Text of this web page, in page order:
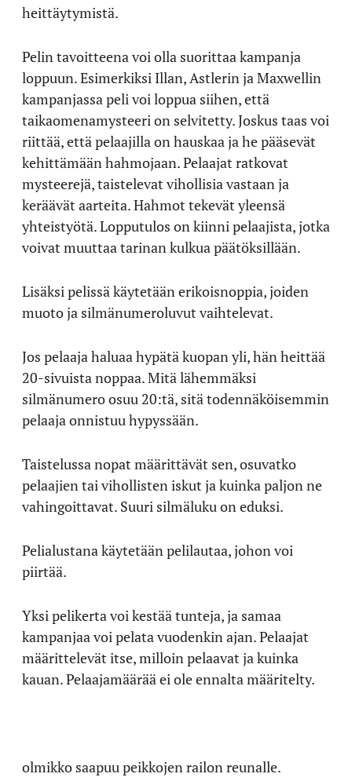
heittäytymistä.
Pelin tavoitteena voi olla suorittaa kampanja
loppuun. Esimerkiksi Illan, Astlerin ja Maxwellin
kampanjassa peli voi loppua siihen, että
taikaomenamysteeri on selvitetty. Joskus taas voi
riittää, että pelaajilla on hauskaa ja he pääsevät
kehittämään hahmojaan. Pelaajat ratkovat
mysteerejä, taistelevat vihollisia vastaan ja
keräävät aarteita. Hahmot tekevät yleensä
yhteistyötä. Lopputulos on kiinni pelaajista, jotka
voivat muuttaa tarinan kulkua päätöksillään.
Lisäksi pelissä käytetään erikoisnoppia, joiden
muoto ja silmänumeroluvut vaihtelevat.
Jos pelaaja haluaa hypätä kuopan yli, hän heittää
20-sivuista noppaa. Mitä lähemmäksi
silmänumero osuu 20:tä, sitä todennäköisemmin
pelaaja onnistuu hypyssään.
Taistelussa nopat määrittävät sen, osuvatko
pelaajien tai vihollisten iskut ja kuinka paljon ne
vahingoittavat. Suuri silmäluku on eduksi.
Pelialustana käytetään pelilautaa, johon voi
piirtää.
Yksi pelikerta voi kestää tunteja, ja samaa
kampanjaa voi pelata vuodenkin ajan. Pelaajat
määrittelevät itse, milloin pelaavat ja kuinka
kauan. Pelaajamäärää ei ole ennalta määritelty.
olmikko saapuu peikkojen railon reunalle.